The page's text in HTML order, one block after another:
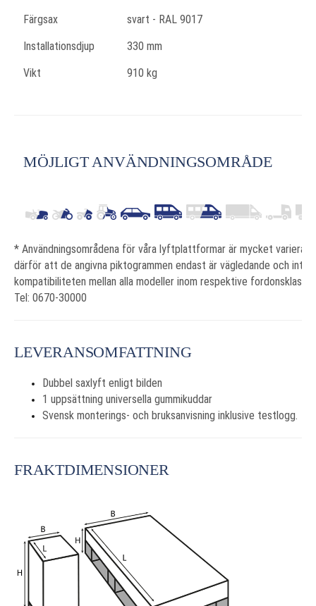
Färgsax
svart - RAL 9017
Installationsdjup
330 mm
Vikt
910 kg
MÖJLIGT ANVÄNDNINGSOMRÅDE
* Användningsområdena för våra lyftplattformar är mycket
därför att de angivna piktogrammen endast är vägledande och
kompatibiliteten mellan alla modeller inom respektive fordonsklass.
Tel: 0670-30000
LEVERANSOMFATTNING
Dubbel saxlyft enligt bilden
1 uppsättning universella gummikuddar
Svensk monterings- och bruksanvisning inklusive testlogg.
FRAKTDIMENSIONER